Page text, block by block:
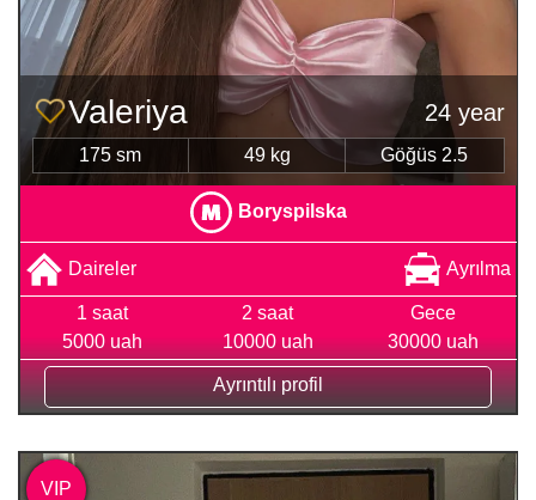
Valeriya 24 year
175 sm 49 kg Göğüs 2.5
Boryspilska
Daireler Ayrılma
1 saat
5000 uah
2 saat
10000 uah
Gece
30000 uah
Ayrıntılı profil
VIP